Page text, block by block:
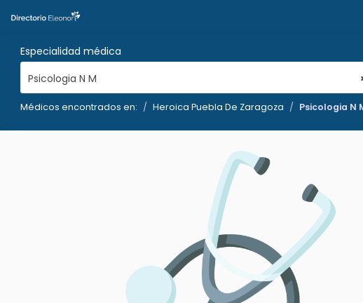
Especialidad médica
Psicologia N M
Médicos encontrados en: Heroica Puebla De Zaragoza Psicologia N